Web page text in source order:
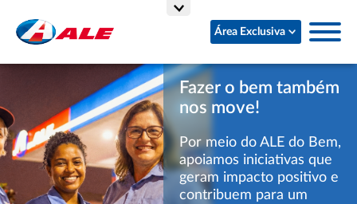
Área Exclusiva
Fazer o bem também
nos move!
Por meio do ALE do Bem,
apoiamos iniciativas que
geram impacto positivo e
contribuem para um